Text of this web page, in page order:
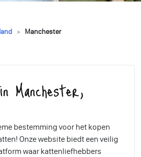
Manchester
Manchester,
bestemming voor het kopen
Onze website biedt een veilig
waar kattenliefhebbers